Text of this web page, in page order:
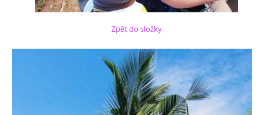
Zpět do složky